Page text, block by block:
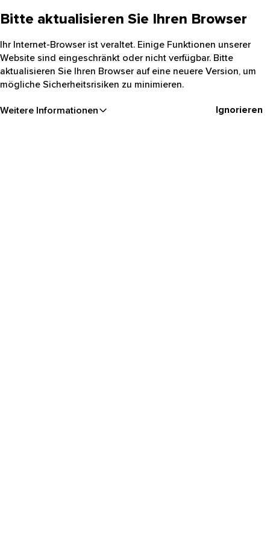
Bitte aktualisieren Sie Ihren Browser
Ihr Internet-Browser ist veraltet. Einige Funktionen unserer
Website sind eingeschränkt oder nicht verfügbar. Bitte
aktualisieren Sie Ihren Browser auf eine neuere Version, um
mögliche Sicherheitsrisiken zu minimieren.
Weitere Informationen Ignorieren